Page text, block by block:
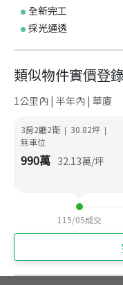
全新完工
採光通透
類似物件實價登
1公里內 | 半年內 | 華廈
3房2廳2衛 | 30.82坪 |
無車位
990萬 32.13萬/坪
115/05成交